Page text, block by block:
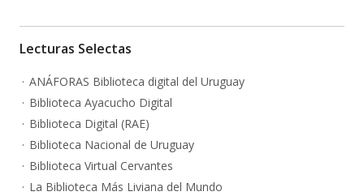
Lecturas Selectas
ANÁFORAS Biblioteca digital del Uruguay
Biblioteca Ayacucho Digital
Biblioteca Digital (RAE)
Biblioteca Nacional de Uruguay
Biblioteca Virtual Cervantes
La Biblioteca Más Liviana del Mundo